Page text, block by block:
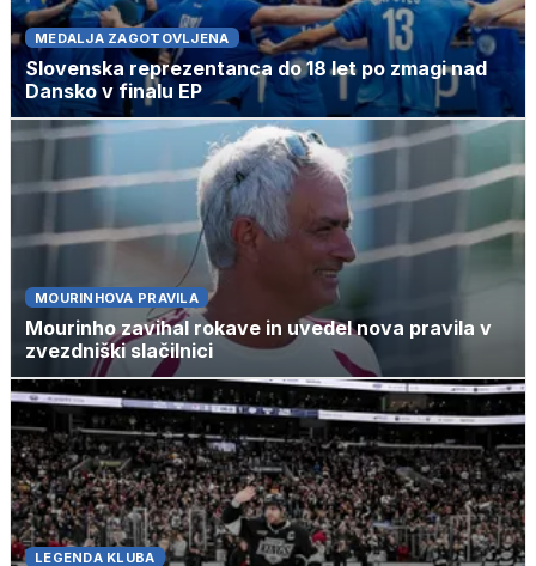
MEDALJA ZAGOTOVLJENA
Slovenska reprezentanca do 18 let po zmagi nad
Dansko v finalu EP
MOURINHOVA PRAVILA
Mourinho zavihal rokave in uvedel nova pravila v
zvezdniški slačilnici
LEGENDA KLUBA